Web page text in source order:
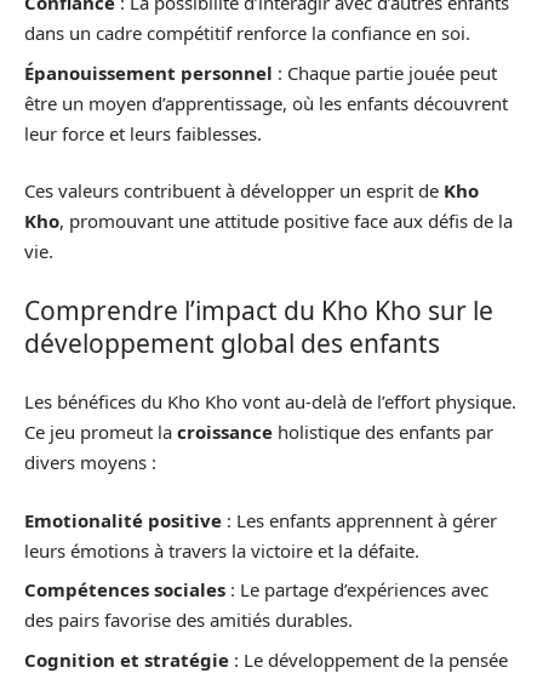
dans un cadre compétitif renforce la confiance en soi.
Épanouissement personnel : Chaque partie jouée peut
être un moyen d’apprentissage, où les enfants découvrent
leur force et leurs faiblesses.
Ces valeurs contribuent à développer un esprit de Kho
Kho, promouvant une attitude positive face aux défis de la
vie.
Comprendre l’impact du Kho Kho sur le
développement global des enfants
Les bénéfices du Kho Kho vont au-delà de l’effort physique.
Ce jeu promeut la croissance holistique des enfants par
divers moyens :
Emotionalité positive : Les enfants apprennent à gérer
leurs émotions à travers la victoire et la défaite.
Compétences sociales : Le partage d’expériences avec
des pairs favorise des amitiés durables.
Cognition et stratégie : Le développement de la pensée